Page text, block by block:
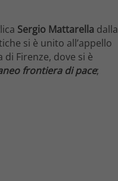
Sergio Mattarella dalla
si è unito all’appello
Firenze, dove si è
frontiera di pace;